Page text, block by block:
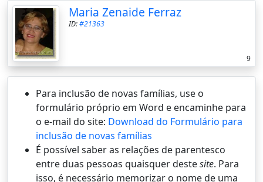
Maria Zenaide Ferraz
ID:#21363
9
Para inclusão de novas famílias, use o
formulário próprio em Word e encaminhe para
o e-mail do site: Download do Formulário para
inclusão de novas famílias
É possí­vel saber as relações de parentesco
entre duas pessoas quaisquer destesite. Para
isso, é necessário memorizar o nome de uma